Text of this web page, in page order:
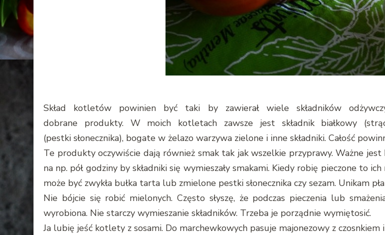
Skład kotletów powinien być taki by zawierał wiele składników
dobrane produkty. W moich kotletach zawsze jest składnik białkowy
(pestki słonecznika), bogate w żelazo warzywa zielone i inne składniki. Całość
Te produkty oczywiście dają również smak tak jak wszelkie przyprawy. Ważne
na np. pół godziny by składniki się wymieszały smakami. Kiedy robię pieczone to
może być zwykła bułka tarta lub zmielone pestki słonecznika czy sezam. Unikam
Nie bójcie się robić mielonych. Często słyszę, że podczas pieczenia lub
wyrobiona. Nie starczy wymieszanie składników. Trzeba je porządnie wymiętosić.
Ja lubię jeść kotlety z sosami. Do marchewkowych pasuje majonezowy z czosnkiem